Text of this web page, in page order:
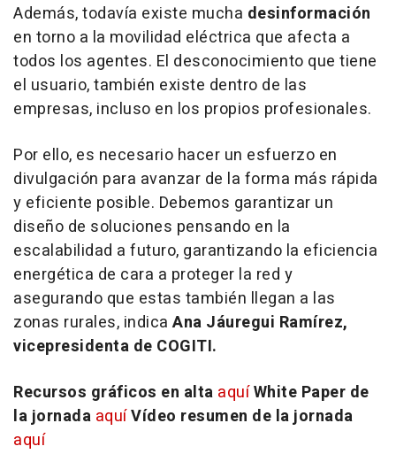
Además, todavía existe mucha desinformación
en torno a la movilidad eléctrica que afecta a
todos los agentes. El desconocimiento que tiene
el usuario, también existe dentro de las
empresas, incluso en los propios profesionales.
Por ello, es necesario hacer un esfuerzo en
divulgación para avanzar de la forma más rápida
y eficiente posible. Debemos garantizar un
diseño de soluciones pensando en la
escalabilidad a futuro, garantizando la eficiencia
energética de cara a proteger la red y
asegurando que estas también llegan a las
zonas rurales, indica Ana Jáuregui Ramírez,
vicepresidenta de COGITI.
Recursos gráficos en alta aquíWhite Paper de
la jornada aquíVídeo resumen de la jornada
aquí